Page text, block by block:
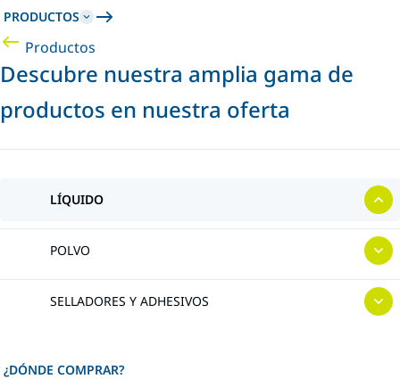
PRODUCTOS
Productos
Descubre nuestra amplia gama de
productos en nuestra oferta
LÍQUIDO
POLVO
SELLADORES Y ADHESIVOS
¿DÓNDE COMPRAR?